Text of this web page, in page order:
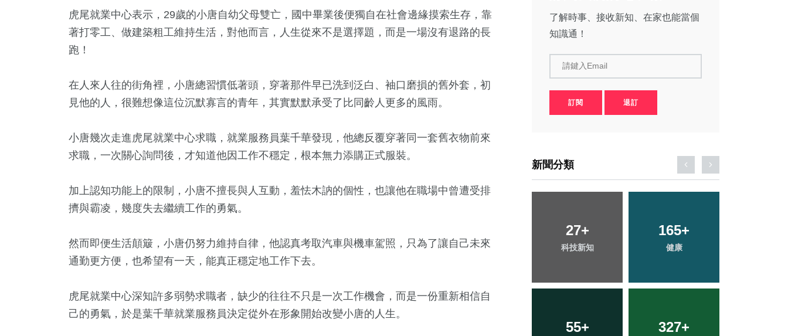
虎尾就業中心表示，29歲的小唐自幼父母雙亡，國中畢業後便獨自在社會邊緣摸索生存，靠
著打零工、做建築粗工維持生活，對他而言，人生從來不是選擇題，而是一場沒有退路的長
跑！
在人來人往的街角裡，小唐總習慣低著頭，穿著那件早已洗到泛白、袖口磨損的舊外套，初
見他的人，很難想像這位沉默寡言的青年，其實默默承受了比同齡人更多的風雨。
小唐幾次走進虎尾就業中心求職，就業服務員葉千華發現，他總反覆穿著同一套舊衣物前來
求職，一次關心詢問後，才知道他因工作不穩定，根本無力添購正式服裝。
加上認知功能上的限制，小唐不擅長與人互動，羞怯木訥的個性，也讓他在職場中曾遭受排
擠與霸凌，幾度失去繼續工作的勇氣。
然而即便生活顛簸，小唐仍努力維持自律，他認真考取汽車與機車駕照，只為了讓自己未來
通勤更方便，也希望有一天，能真正穩定地工作下去。
虎尾就業中心深知許多弱勢求職者，缺少的往往不只是一次工作機會，而是一份重新相信自
己的勇氣，於是葉千華就業服務員決定從外在形象開始改變小唐的人生。
了解時事、接收新知、在家也能當個
知識通！
請鍵入Email
訂閱 退訂
新聞分類
農業 綜合新聞 專欄
27+
科技新知
165+
健康
55+ 327+
181+
文教
56+
農業
42+ 132+